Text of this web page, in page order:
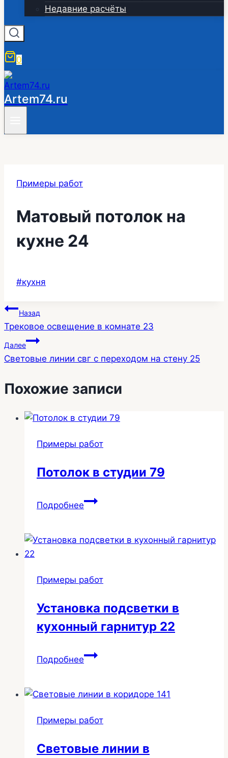
Недавние расчёты
0
Artem74.ru
Примеры работ
Матовый потолок на
кухне 24
Метки
#кухня
Навигация
по
записям
Назад
Трековое освещение в комнате 23
Далее
Световые линии свг с переходом на стену 25
Похожие записи
Примеры работ
Потолок в студии 79
ПодробнееПотолок
79
Примеры работ
Установка подсветки в
кухонный гарнитур 22
ПодробнееУстановка
кухонный
22
Примеры работ
Световые линии в